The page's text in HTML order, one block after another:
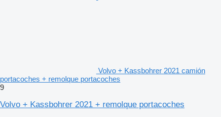
Volvo + Kassbohrer 2021 camión
portacoches + remolque portacoches
9
Volvo + Kassbohrer 2021 + remolque portacoches